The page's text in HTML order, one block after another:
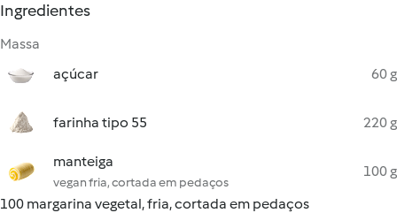
Ingredientes
Massa
açúcar
60 g
farinha tipo 55 220 g
manteiga
vegan fria, cortada em pedaços
100 g
100 margarina vegetal, fria, cortada em pedaços